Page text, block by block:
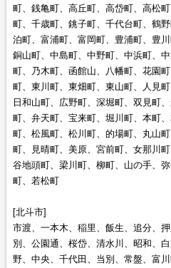
町、銭亀町、高丘町、高岱町、高松
町、千歳町、銚子町、千代台町、鶴
泊町、富浦町、富岡町、豊浦町、豊
銅山町、中島町、中野町、中浜町、
町、乃木町、函館山、八幡町、花園
町、東川町、東畑町、東山町、人見
日和山町、広野町、深堀町、双見町
町、弁天町、宝来町、堀川町、本町
町、松風町、松川町、的場町、丸山
町、見晴町、美原、宮前町、女那川
谷地頭町、梁川町、柳町、山の手、
町、若松町
[北斗市]
市渡、一本木、稲里、飯生、追分、
別、公園通、桜岱、清水川、昭和、
野、中央、千代田、当別、常盤、富